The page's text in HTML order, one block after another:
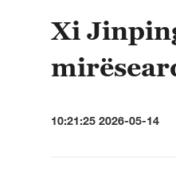
Xi
10:21:25 2026-05-14